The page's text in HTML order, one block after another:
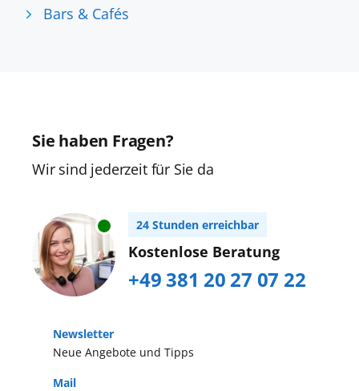
Bars & Cafés
Sie haben Fragen?
Wir sind jederzeit für Sie da
24 Stunden erreichbar
Kostenlose Beratung
+49 381 20 27 07 22
Neue Angebote und Tipps
Newsletter
Mail